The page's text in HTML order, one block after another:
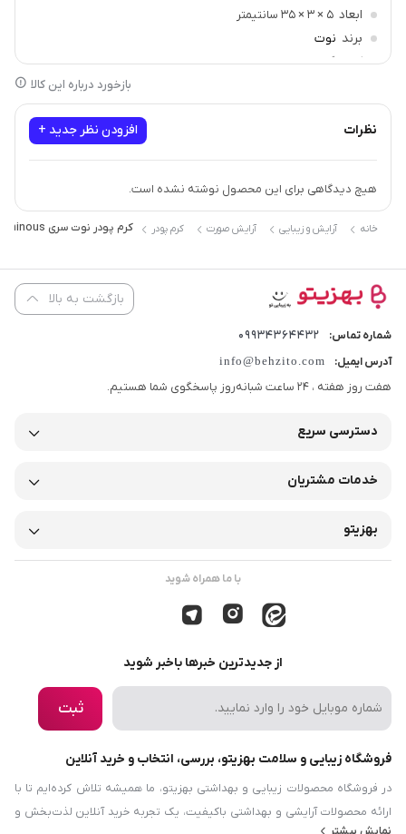
ابعاد 5 × 3 × 35 سانتیمتر
برند نوت
کد رنگ 10
بازخورد درباره این کالا
نظرات افزودن نظر جدید +
هیچ دیدگاهی برای این محصول نوشته نشده است.
خانه آرایش و زیبایی آرایش صورت کرم پودر کرم پودر نوت سری Luminous مدل Moisturizing شماره 10 حجم 35 میلی لیتر
بازگشت به بالا
شماره تماس: 09934364432
آدرس ایمیل: info@behzito.com
هفت روز هفته ، 24 ساعت شبانه‌روز پاسخگوی شما هستیم.
دسترسی سریع
خدمات مشتریان
بهزیتو
با ما همراه شوید
از جدیدترین خبرها باخبر شوید
ثبت
فروشگاه زیبایی و سلامت بهزیتو، بررسی، انتخاب و خرید آنلاین
در فروشگاه محصولات زیبایی و بهداشتی بهزیتو، ما همیشه تلاش کرده‌ایم تا با
ارائه محصولات آرایشی و بهداشتی باکیفیت، یک تجربه خرید آنلاین لذت‌بخش و